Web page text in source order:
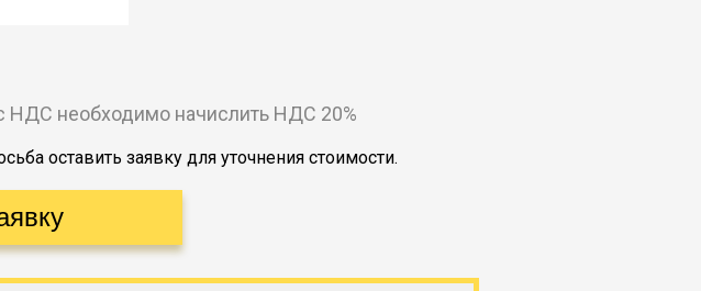
необходимо начислить НДС 20%
оставить заявку для уточнения стоимости.